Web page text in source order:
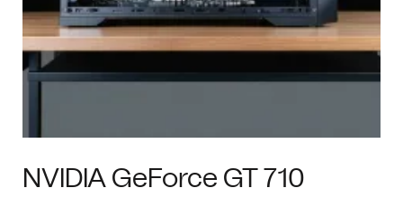
NVIDIA GeForce GT 710